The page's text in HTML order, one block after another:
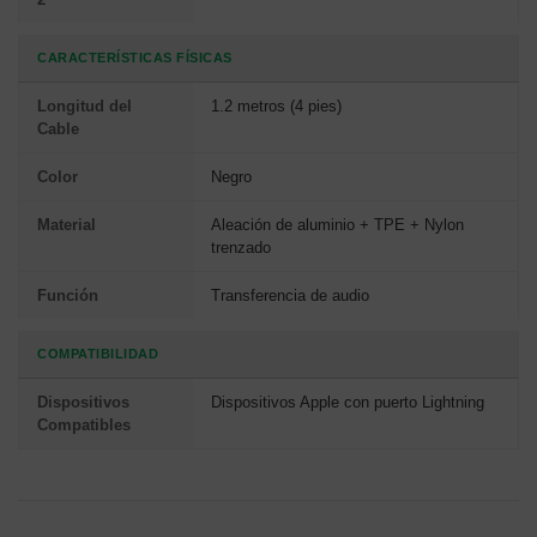
CARACTERÍSTICAS FÍSICAS
Longitud del
Cable
1.2 metros (4 pies)
Color Negro
Material
Aleación de aluminio + TPE + Nylon
trenzado
Función Transferencia de audio
COMPATIBILIDAD
Dispositivos
Compatibles
Dispositivos Apple con puerto Lightning